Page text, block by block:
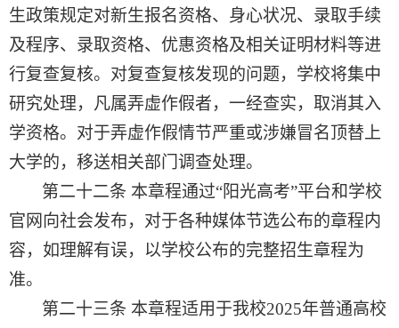
生政策规定对新生报名资格、身心状况、录取手续
及程序、录取资格、优惠资格及相关证明材料等进
行复查复核。对复查复核发现的问题，学校将集中
研究处理，凡属弄虚作假者，一经查实，取消其入
学资格。对于弄虚作假情节严重或涉嫌冒名顶替上
大学的，移送相关部门调查处理。
第二十二条 本章程通过“阳光高考”平台和学校
官网向社会发布，对于各种媒体节选公布的章程内
容，如理解有误，以学校公布的完整招生章程为
准。
第二十三条 本章程适用于我校2025年普通高校